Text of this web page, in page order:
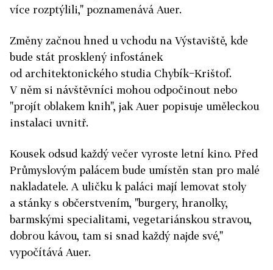
více rozptýlili," poznamenává Auer.
Změny začnou hned u vchodu na Výstaviště, kde
bude stát prosklený infostánek
od architektonického studia Chybík−Krištof.
V něm si návštěvníci mohou odpočinout nebo
"projít oblakem knih", jak Auer popisuje uměleckou
instalaci uvnitř.
Kousek odsud každý večer vyroste letní kino. Před
Průmyslovým palácem bude umístěn stan pro malé
nakladatele. A uličku k paláci mají lemovat stoly
a stánky s občerstvením, "burgery, hranolky,
barmskými specialitami, vegetariánskou stravou,
dobrou kávou, tam si snad každý najde své,"
vypočítává Auer.